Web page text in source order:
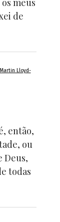
meus
de
Martin Lloyd-
então,
ou
Deus,
todas